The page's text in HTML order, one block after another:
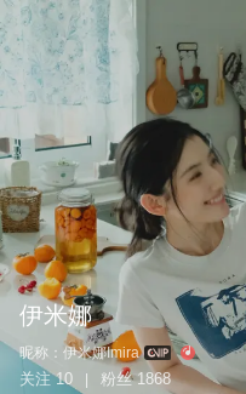
伊米娜
昵称： 伊米娜Imira
关注 10 粉丝 1868